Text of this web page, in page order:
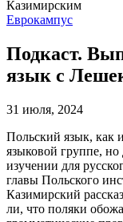
Еврокампус
Подкаст.
язык с
31 июля, 2024
Польский язык, как
языковой группе, но
изучении для
главы Польского
Казимирский
ли, что поляки